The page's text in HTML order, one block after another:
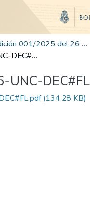
Edición 001/2025 del 26 de mayo de 2025
RD-2025-86-UNC-DEC#FL
UNC-DEC#FL
(134.28 KB)